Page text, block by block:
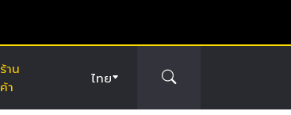
ร้าน
ค้า
ไทย